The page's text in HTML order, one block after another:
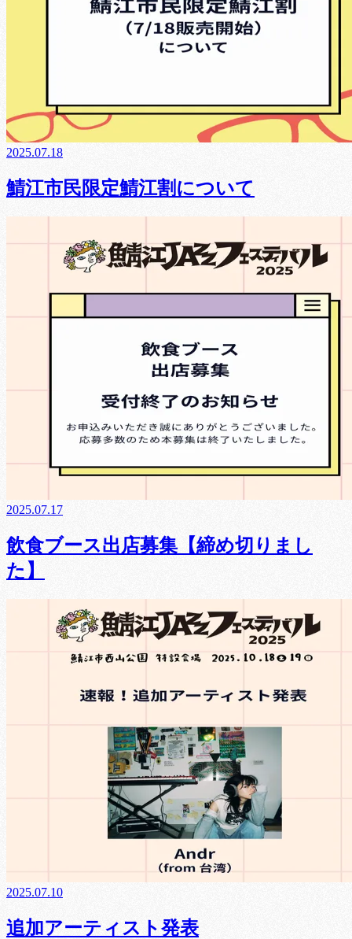
2025.07.18
鯖江市民限定鯖江割について
2025.07.17
飲食ブース出店募集【締め切りまし
た】
2025.07.10
追加アーティスト発表